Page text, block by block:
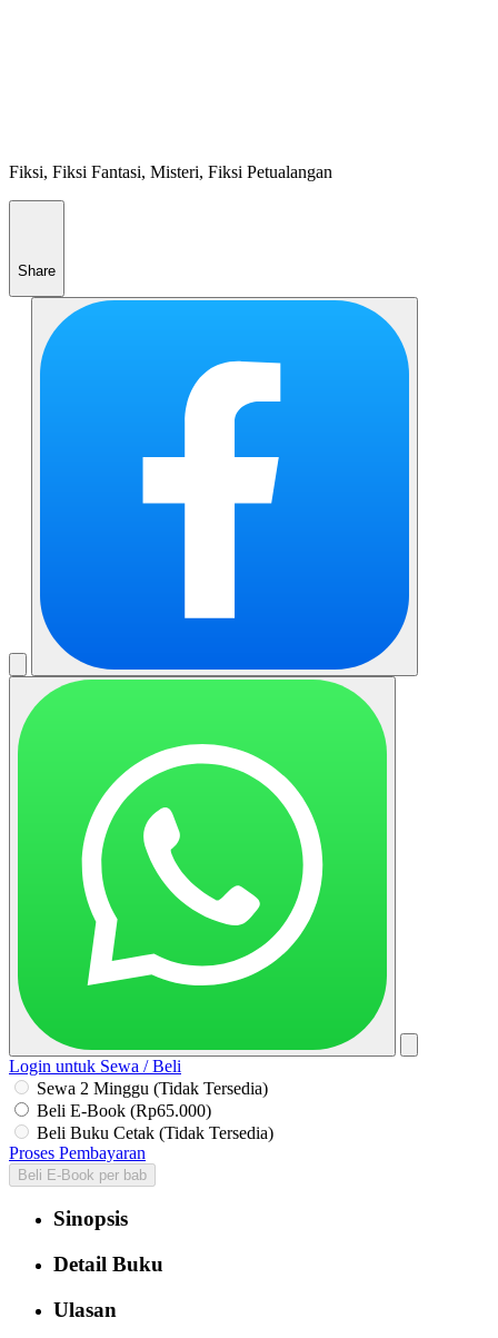
Fiksi, Fiksi Fantasi, Misteri, Fiksi Petualangan
Share
Login untuk Sewa / Beli
Sewa 2 Minggu (Tidak Tersedia)
Beli E-Book (Rp65.000)
Beli Buku Cetak (Tidak Tersedia)
Proses Pembayaran
Beli E-Book per bab
Sinopsis
Detail Buku
Ulasan